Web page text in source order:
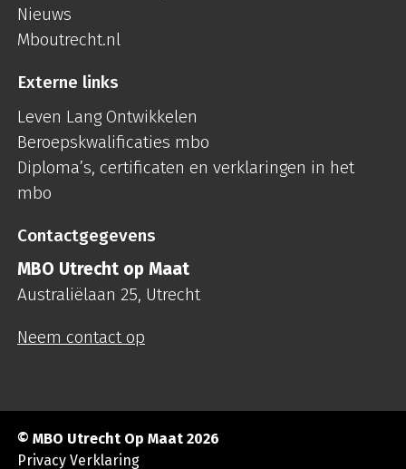
Nieuws
Mboutrecht.nl
Externe links
Leven Lang Ontwikkelen
Beroepskwalificaties mbo
Diploma’s, certificaten en verklaringen in het
mbo
Contactgegevens
MBO Utrecht op Maat
Australiëlaan 25, Utrecht
Neem contact op
© MBO Utrecht Op Maat 2026
Privacy Verklaring